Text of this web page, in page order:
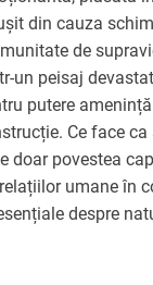
din cauza
de
un peisaj
putere
Ce face
doar povestea
umane în
despre